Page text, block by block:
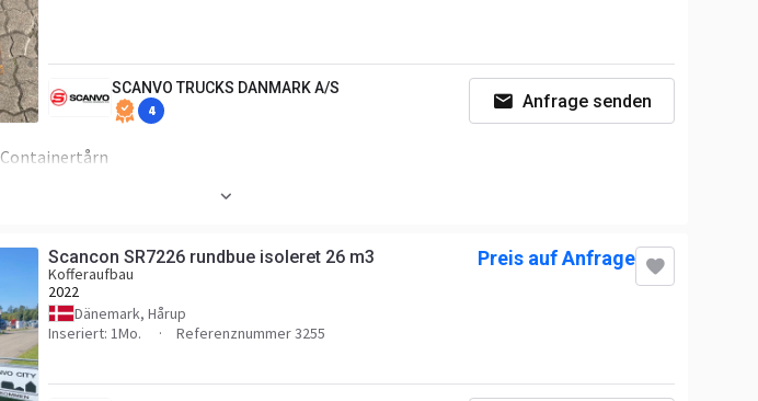
SCANVO TRUCKS DANMARK A/S
4 Anfrage senden
Containertårn
Scancon SR7226 rundbue isoleret 26 m3
Kofferaufbau
2022
Dänemark, Hårup
Inseriert: 1Mo.
Referenznummer 3255
Preis auf Anfrage